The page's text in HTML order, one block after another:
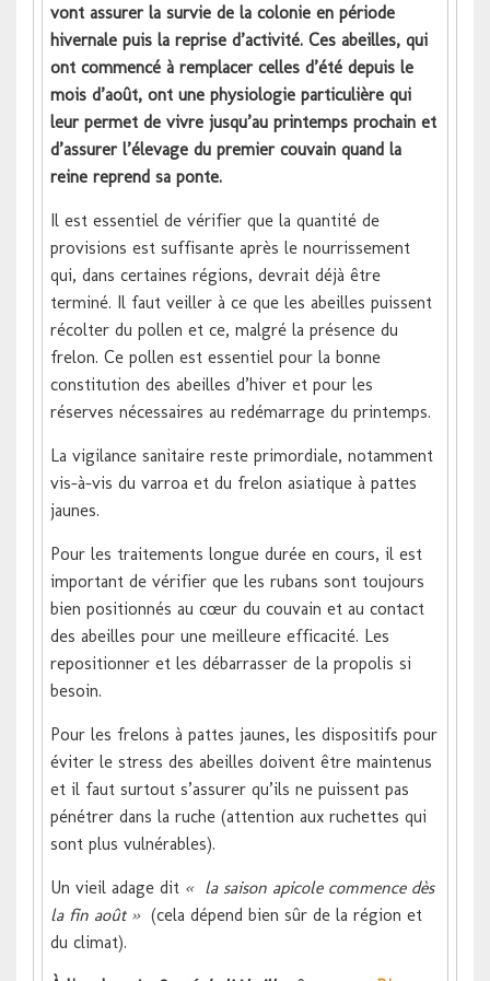
vont assurer la survie de la colonie en période
hivernale puis la reprise d’activité. Ces abeilles, qui
ont commencé à remplacer celles d’été depuis le
mois d’août, ont une physiologie particulière qui
leur permet de vivre jusqu’au printemps prochain et
d’assurer l’élevage du premier couvain quand la
reine reprend sa ponte.
Il est essentiel de vérifier que la quantité de
provisions est suffisante après le nourrissement
qui, dans certaines régions, devrait déjà être
terminé. Il faut veiller à ce que les abeilles puissent
récolter du pollen et ce, malgré la présence du
frelon. Ce pollen est essentiel pour la bonne
constitution des abeilles d’hiver et pour les
réserves nécessaires au redémarrage du printemps.
La vigilance sanitaire reste primordiale, notamment
vis-à-vis du varroa et du frelon asiatique à pattes
jaunes.
Pour les traitements longue durée en cours, il est
important de vérifier que les rubans sont toujours
bien positionnés au cœur du couvain et au contact
des abeilles pour une meilleure efficacité. Les
repositionner et les débarrasser de la propolis si
besoin.
Pour les frelons à pattes jaunes, les dispositifs pour
éviter le stress des abeilles doivent être maintenus
et il faut surtout s’assurer qu’ils ne puissent pas
pénétrer dans la ruche (attention aux ruchettes qui
sont plus vulnérables).
Un vieil adage dit « la saison apicole commence dès
la fin août »(cela dépend bien sûr de la région et
du climat).